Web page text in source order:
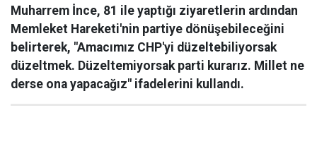
Muharrem İnce, 81 ile yaptığı ziyaretlerin ardından
Memleket Hareketi'nin partiye dönüşebileceğini
belirterek, "Amacımız CHP'yi düzeltebiliyorsak
düzeltmek. Düzeltemiyorsak parti kurarız. Millet ne
derse ona yapacağız" ifadelerini kullandı.